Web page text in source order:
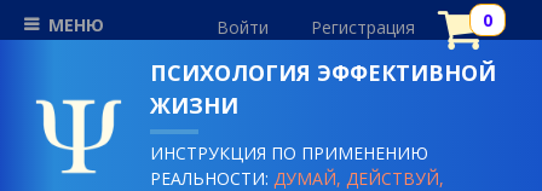
МЕНЮ Войти Регистрация
ПСИХОЛОГИЯ ЭФФЕКТИВНОЙ
ЖИЗНИ
ИНСТРУКЦИЯ ПО ПРИМЕНЕНИЮ
РЕАЛЬНОСТИ:ДУМАЙ, ДЕЙСТВУЙ,